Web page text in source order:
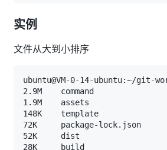
实例
文件从大到小排序